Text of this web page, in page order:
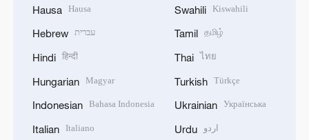
Hausa Hausa
Hebrew עברית
Hindi हिन्दी
Hungarian Magyar
Indonesian Bahasa Indonesia
Italian Italiano
Swahili Kiswahili
Tamil தமிழ்
Thai ไทย
Turkish Türkçe
Ukrainian Українська
Urdu اردو